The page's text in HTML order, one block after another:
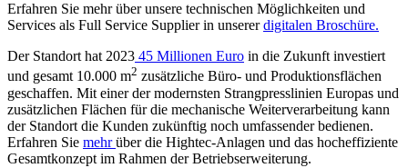
Erfahren Sie mehr über unsere technischen Möglichkeiten und
Services als Full Service Supplier in unsererdigitalen Broschüre.
Der Standort hat 2023 45 Millionen Euro in die Zukunft investiert
und gesamt 10.000 m2 zusätzliche Büro- und Produktionsflächen
geschaffen. Mit einer der modernsten Strangpresslinien Europas und
zusätzlichen Flächen für die mechanische Weiterverarbeitung kann
der Standort die Kunden zukünftig noch umfassender bedienen.
Erfahren Sie mehrüber die Hightec-Anlagen und das hocheffiziente
Gesamtkonzept im Rahmen der Betriebserweiterung.